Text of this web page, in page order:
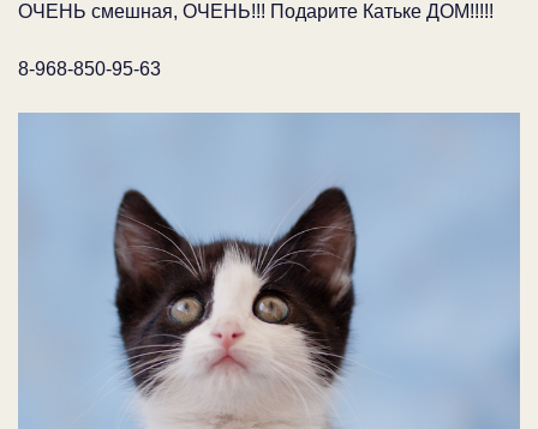
ОЧЕНЬ смешная, ОЧЕНЬ!!! Подарите Катьке ДОМ!!!!!
8-968-850-95-63